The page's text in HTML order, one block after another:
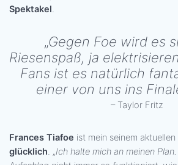
Spektakel.
„Gegen Foe wird es
Riesenspaß, ja
Fans ist es natürlich
einer von uns ins
– Taylor Fritz
Frances Tiafoe ist mein seinem aktuellen
glücklich. „Ich halte mich an meinen